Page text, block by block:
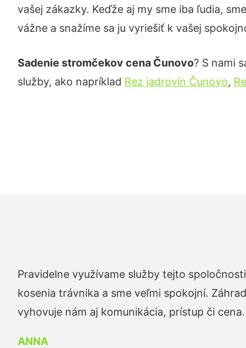
vašej zákazky. Keďže aj my sme iba ľudia,
vážne a snažíme sa ju vyriešiť k vašej
Sadenie stromčekov cena Čunovo? S nami
služby, ako napríklad Rez jadrovín Čunovo,
Pravidelne využívame služby tejto
kosenia trávnika a sme veľmi spokojní.
vyhovuje nám aj komunikácia, prístup či
ANNA